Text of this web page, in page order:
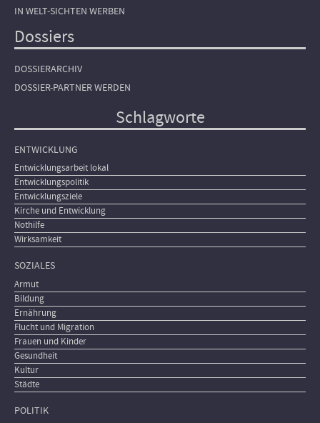
IN WELT-SICHTEN WERBEN
Dossiers
DOSSIERARCHIV
DOSSIER-PARTNER WERDEN
Schlagworte
ENTWICKLUNG
Entwicklungsarbeit lokal
Entwicklungspolitik
Entwicklungsziele
Kirche und Entwicklung
Nothilfe
Wirksamkeit
SOZIALES
Armut
Bildung
Ernährung
Flucht und Migration
Frauen und Kinder
Gesundheit
Kultur
Städte
POLITIK